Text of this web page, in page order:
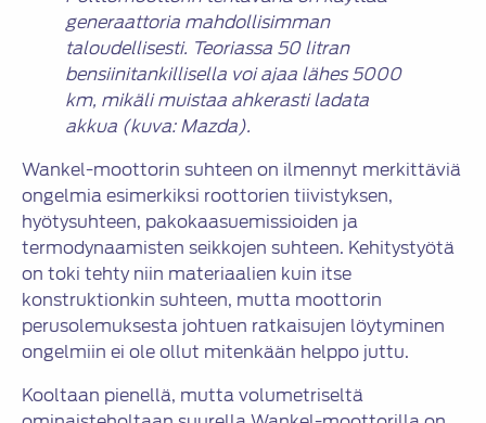
generaattoria mahdollisimman
taloudellisesti. Teoriassa 50 litran
bensiinitankillisella voi ajaa lähes 5000
km, mikäli muistaa ahkerasti ladata
akkua (kuva: Mazda).
Wankel-moottorin suhteen on ilmennyt merkittäviä
ongelmia esimerkiksi roottorien tiivistyksen,
hyötysuhteen, pakokaasuemissioiden ja
termodynaamisten seikkojen suhteen. Kehitystyötä
on toki tehty niin materiaalien kuin itse
konstruktionkin suhteen, mutta moottorin
perusolemuksesta johtuen ratkaisujen löytyminen
ongelmiin ei ole ollut mitenkään helppo juttu.
Kooltaan pienellä, mutta volumetriseltä